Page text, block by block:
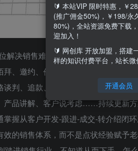
解决销售难题、可落地、可执行、有
拜、邀约、价格、信任、考虑……等
谈判、追款、转介绍……等7套解决方
产品讲解、客户说考虑……持续更新
握从客户开发-跟进-成交-转介绍闭
的销售体系，而不是点状经验赋予
🔰 本站VIP 限时特惠，￥
(推广佣金50%)，￥198/永
80%)，全站资源免费下载
迎加入！
🔰 网创库 开放加盟，搭建
样的知识付费平台，站长微
开通会员